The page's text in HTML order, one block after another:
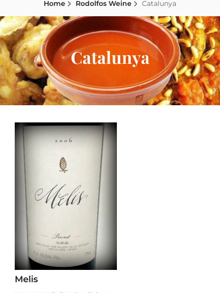
Home Rodolfos Weine Catalunya
Catalunya
Melis